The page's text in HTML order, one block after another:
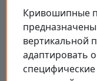
Кривошипные
вертикальной
адаптировать